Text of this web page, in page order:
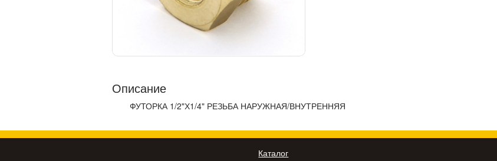
Описание
ФУТОРКА 1/2"Х1/4" РЕЗЬБА НАРУЖНАЯ/ВНУТРЕННЯЯ
Каталог